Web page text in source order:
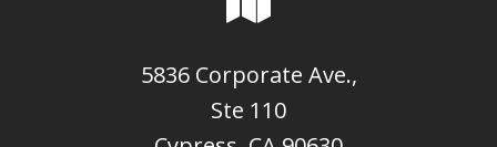
5836 Corporate Ave.,
Ste 110